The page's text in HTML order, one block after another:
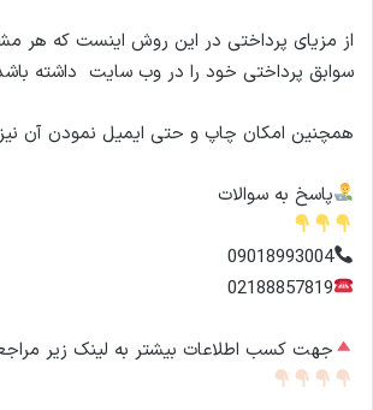
از مزیای پرداختی در این روش اینست که هر
سوابق پرداختی خود را در وب سایت داشته
همچنین امکان چاپ و حتی ایمیل نمودن آن
پاسخ به سوالات
09018993004
02188857819
جهت کسب اطلاعات بیشتر به لینک زیر